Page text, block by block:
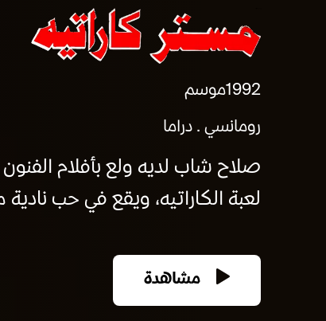
1992موسم
رومانسي دراما
صلاح شاب لديه ولع بأفلام
لعبة الكاراتيه، ويقع في حب
مشاهدة